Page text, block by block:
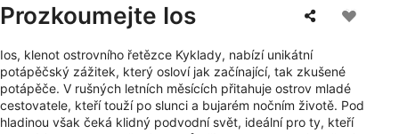
Prozkoumejte Ios
Ios, klenot ostrovního řetězce Kyklady, nabízí unikátní
potápěčský zážitek, který osloví jak začínající, tak zkušené
potápěče. V rušných letních měsících přitahuje ostrov mladé
cestovatele, kteří touží po slunci a bujarém nočním životě. Pod
hladinou však čeká klidný podvodní svět, ideální pro ty, kteří